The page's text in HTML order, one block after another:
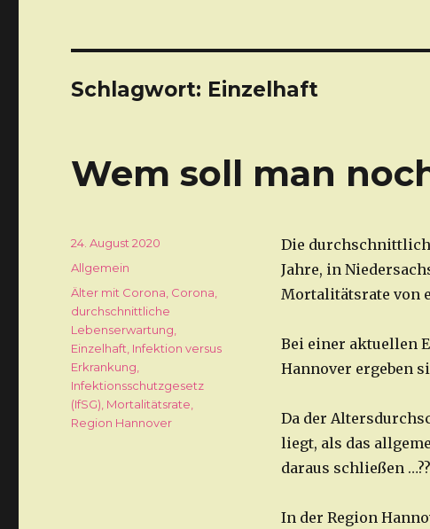
Schlagwort: Einzelhaft
Wem soll man
Die
Jahre, in
Mortalitätsrate von
Bei einer aktuellen
Hannover ergeben
Da der
liegt, als das
daraus schließen
In der Region
Veröffentlicht
am
24. August 2020
Kategorien
Allgemein
Schlagwörter
Älter mit Corona Corona
durchschnittliche
Lebenserwartung
Einzelhaft Infektion versus
Erkrankung
Infektionsschutzgesetz
(IfSG) Mortalitätsrate
Region Hannover